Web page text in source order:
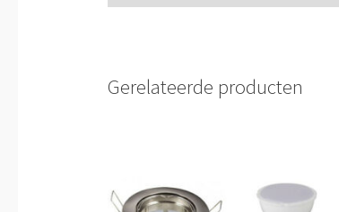
Gerelateerde producten